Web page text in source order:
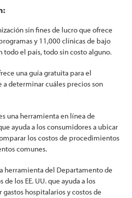
sin fines de lucro que ofrece
y 11,000 clínicas de bajo
todo el país, todo sin costo alguno.
una guía gratuita para el
a determinar cuáles precios son
una herramienta en línea de
ayuda a los consumidores a ubicar
los costos de procedimientos
comunes.
herramienta del Departamento de
los EE. UU. que ayuda a los
hospitalarios y costos de